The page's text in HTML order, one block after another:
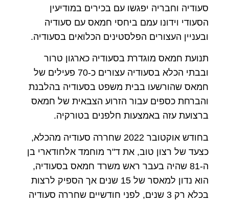
סעודיה וחבריה יפגשו עם בכירים במודיעין
הסעודי וידונו עמם ביחסי חמאס עם סעודיה
ובעניין העצורים הפלסטינים הכלואים בסעודיה.
תנועת חמאס מוגדרת בסעודיה כארגון טרור
ובבתי הכלא בסעודיה עצורים כ-70 פעילים של
חמאס שהורשעו בבית משפט בסעודיה בהלבנת
והברחת כספים עבור הזרוע הצבאית של חמאס
ברצועת עזה באמצעות חלפנים בטורקיה.
בחודש אוקטובר 2022 שחררה סעודיה מהכלא,
כצעד של רצון טוב, את ד"ר מוחמד אלחודארי בן
ה-81 שהיה בעבר ראש משרד חמאס בסעודיה,
הוא נדון למאסר של 15 שנים אך הספיק לרצות
בכלא רק 3 שנים, לפני חודשיים שחררה סעודיה